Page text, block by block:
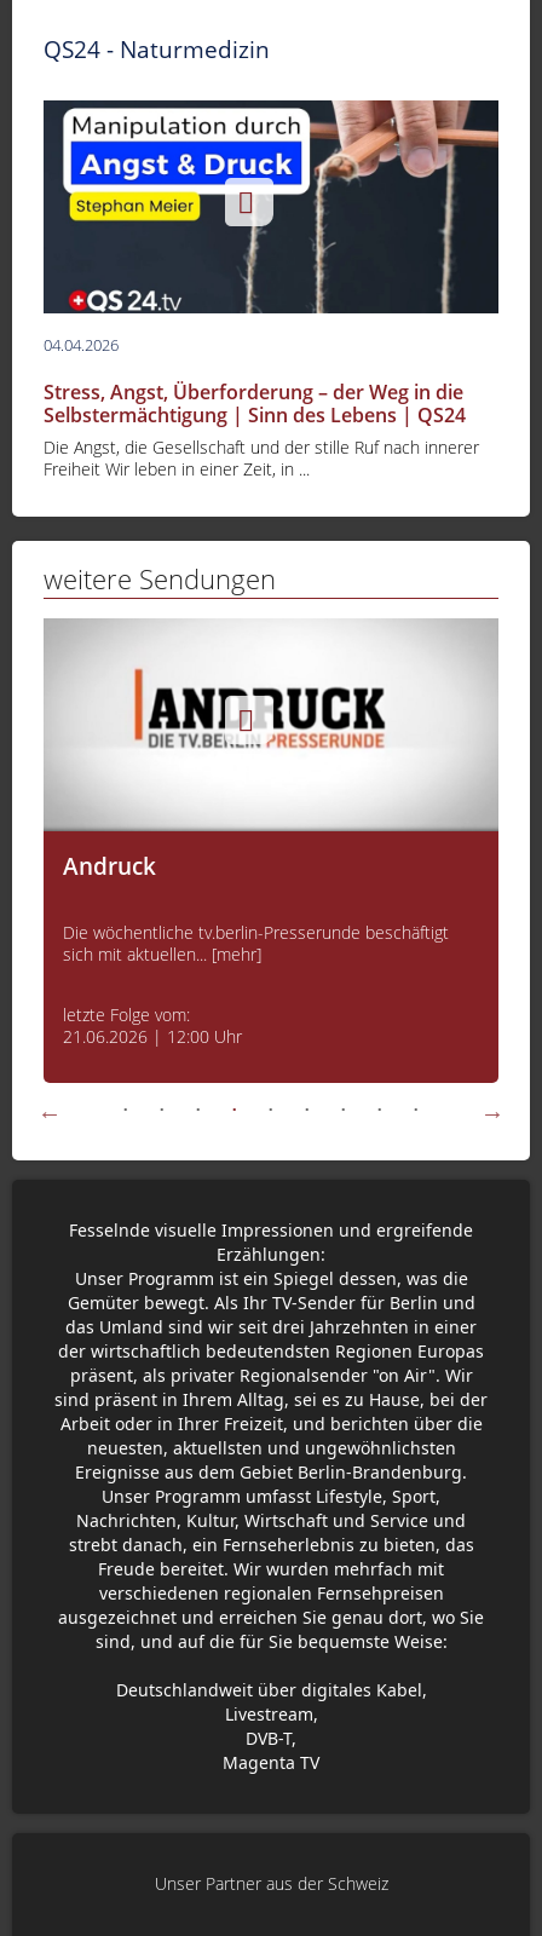
QS24 - Naturmedizin
04.04.2026
Stress, Angst, Überforderung – der Weg in die
Selbstermächtigung | Sinn des Lebens | QS24
Die Angst, die Gesellschaft und der stille Ruf nach innerer
Freiheit Wir leben in einer Zeit, in ...
weitere Sendungen
Sinn des Lebens
Menschen, die als Koryphäen bezeichnet werden
können und in den... [mehr]
letzte Folge vom:
04.04.2026 | 12:00 Uhr
Fesselnde visuelle Impressionen und ergreifende
Erzählungen:
Unser Programm ist ein Spiegel dessen, was die
Gemüter bewegt. Als Ihr TV-Sender für Berlin und
das Umland sind wir seit drei Jahrzehnten in einer
der wirtschaftlich bedeutendsten Regionen Europas
präsent, als privater Regionalsender "on Air". Wir
sind präsent in Ihrem Alltag, sei es zu Hause, bei der
Arbeit oder in Ihrer Freizeit, und berichten über die
neuesten, aktuellsten und ungewöhnlichsten
Ereignisse aus dem Gebiet Berlin-Brandenburg.
Unser Programm umfasst Lifestyle, Sport,
Nachrichten, Kultur, Wirtschaft und Service und
strebt danach, ein Fernseherlebnis zu bieten, das
Freude bereitet. Wir wurden mehrfach mit
verschiedenen regionalen Fernsehpreisen
ausgezeichnet und erreichen Sie genau dort, wo Sie
sind, und auf die für Sie bequemste Weise:
Deutschlandweit über digitales Kabel,
Livestream,
DVB-T,
Magenta TV
Unser Partner aus der Schweiz